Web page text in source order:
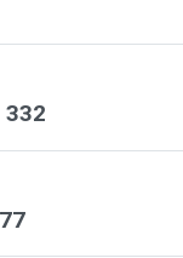
332